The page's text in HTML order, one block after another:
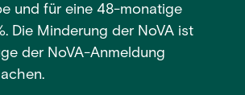
und für eine 48-monatige
Die Minderung der NoVA ist
der NoVA-Anmeldung